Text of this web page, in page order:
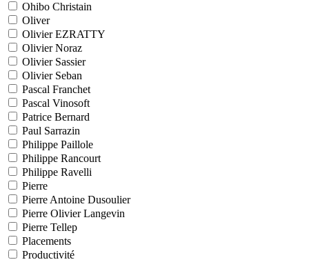
Ohibo Christain
Oliver
Olivier EZRATTY
Olivier Noraz
Olivier Sassier
Olivier Seban
Pascal Franchet
Pascal Vinosoft
Patrice Bernard
Paul Sarrazin
Philippe Paillole
Philippe Rancourt
Philippe Ravelli
Pierre
Pierre Antoine Dusoulier
Pierre Olivier Langevin
Pierre Tellep
Placements
Productivité